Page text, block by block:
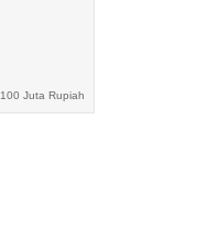
Juta Rupiah